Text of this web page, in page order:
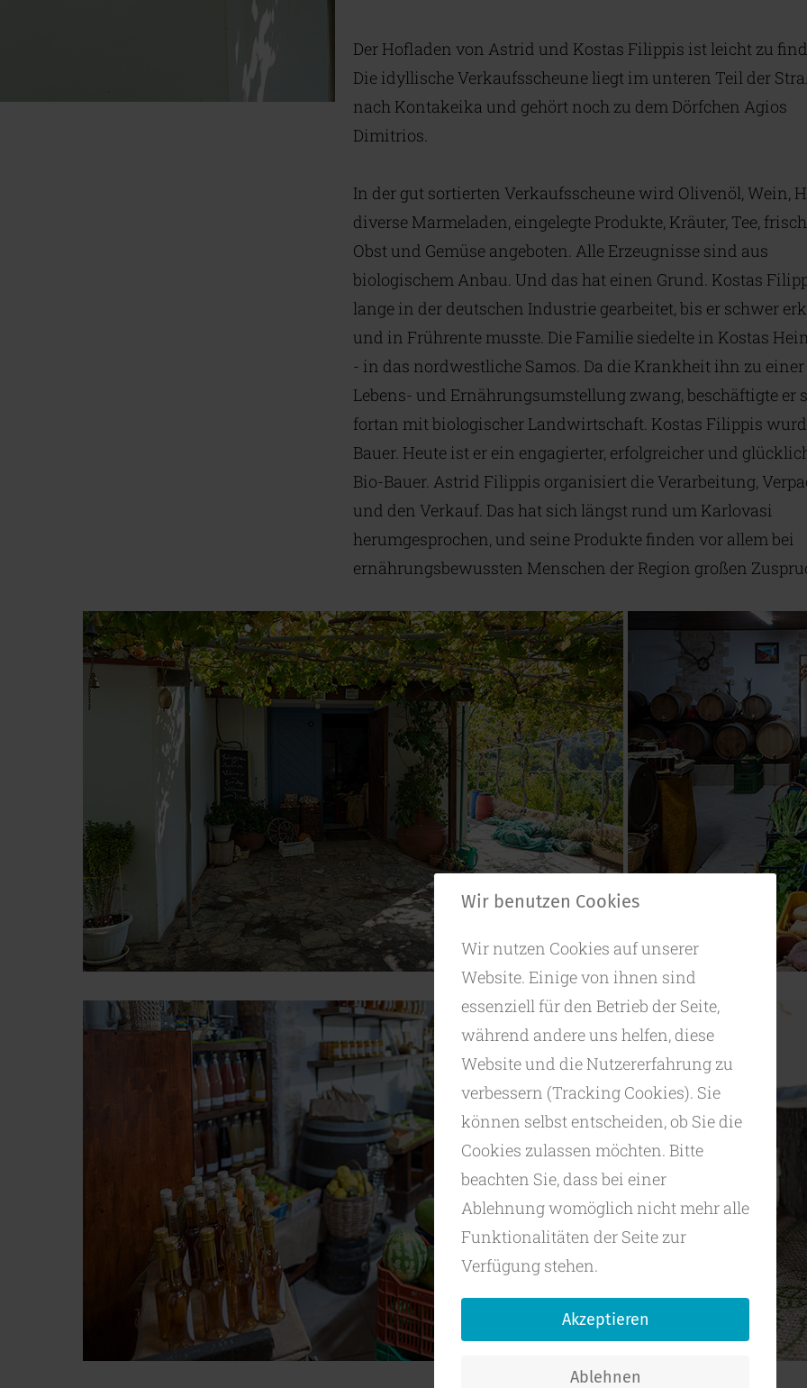
Der Hofladen von Astrid und Kostas Filippis ist leicht zu
Die idyllische Verkaufsscheune liegt im unteren Teil der
nach Kontakeika und gehört noch zu dem Dörfchen Agios
Dimitrios.
In der gut sortierten Verkaufsscheune wird Olivenöl, Wein,
diverse Marmeladen, eingelegte Produkte, Kräuter, Tee,
Obst und Gemüse angeboten. Alle Erzeugnisse sind aus
biologischem Anbau. Und das hat einen Grund. Kostas
lange in der deutschen Industrie gearbeitet, bis er schwer
und in Frührente musste. Die Familie siedelte in Kostas
- in das nordwestliche Samos. Da die Krankheit ihn zu einer
Lebens- und Ernährungsumstellung zwang, beschäftigte er
fortan mit biologischer Landwirtschaft. Kostas Filippis
Bauer. Heute ist er ein engagierter, erfolgreicher und
Bio-Bauer. Astrid Filippis organisiert die Verarbeitung,
und den Verkauf. Das hat sich längst rund um Karlovasi
herumgesprochen, und seine Produkte finden vor allem bei
ernährungsbewussten Menschen der Region großen
Wir benutzen Cookies
Wir nutzen Cookies auf unserer
Website. Einige von ihnen sind
essenziell für den Betrieb der Seite,
während andere uns helfen, diese
Website und die Nutzererfahrung zu
verbessern (Tracking Cookies). Sie
können selbst entscheiden, ob Sie die
Cookies zulassen möchten. Bitte
beachten Sie, dass bei einer
Ablehnung womöglich nicht mehr alle
Funktionalitäten der Seite zur
Verfügung stehen.
Akzeptieren
Ablehnen